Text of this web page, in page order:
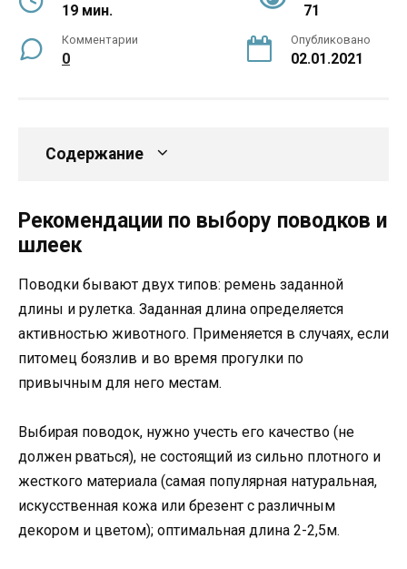
19 мин. 71
Комментарии
0
Опубликовано
02.01.2021
Содержание
Рекомендации по выбору поводков и
шлеек
Поводки бывают двух типов: ремень заданной
длины и рулетка. Заданная длина определяется
активностью животного. Применяется в случаях, если
питомец боязлив и во время прогулки по
привычным для него местам.
Выбирая поводок, нужно учесть его качество (не
должен рваться), не состоящий из сильно плотного и
жесткого материала (самая популярная натуральная,
искусственная кожа или брезент с различным
декором и цветом); оптимальная длина 2-2,5м.